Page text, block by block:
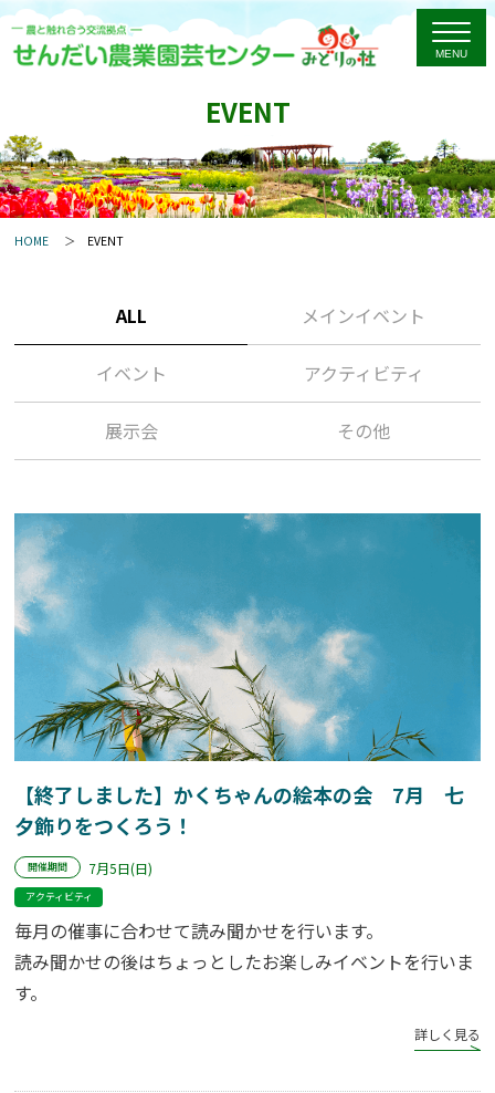
EVENT
HOME EVENT
ALL メインイベント
イベント アクティビティ
展示会 その他
【終了しました】かくちゃんの絵本の会 7月 七
夕飾りをつくろう！
開催期間 7月5日(日)
アクティビティ
毎月の催事に合わせて読み聞かせを行います。
読み聞かせの後はちょっとしたお楽しみイベントを行いま
す。
詳しく見る